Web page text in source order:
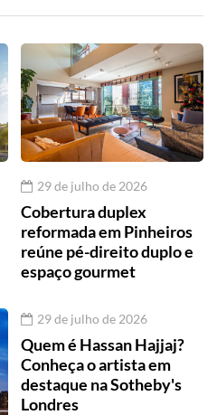
29 de julho de 2026
Cobertura duplex
reformada em Pinheiros
reúne pé-direito duplo e
espaço gourmet
29 de julho de 2026
Quem é Hassan Hajjaj?
Conheça o artista em
destaque na Sotheby's
Londres